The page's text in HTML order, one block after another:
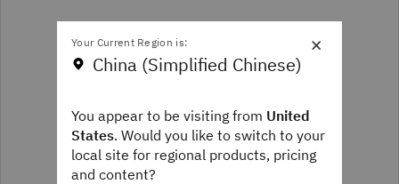
×
Your Current Region is:
China (Simplified Chinese)
You appear to be visiting from United
States. Would you like to switch to your
local site for regional products, pricing
and content?